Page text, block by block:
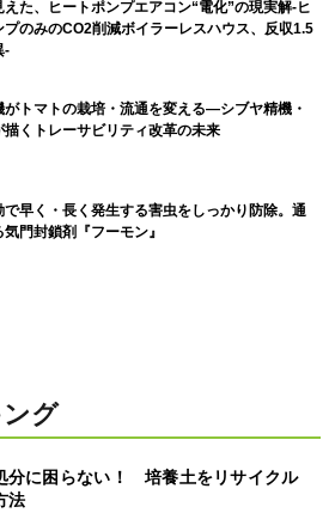
えた、ヒートポンプエアコン“電化”の現実解-ヒ
プのみのCO2削減ボイラーレスハウス、反収1.5
-
がトマトの栽培・流通を変える―シブヤ精機・
描くトレーサビリティ改革の未来
で早く・長く発生する害虫をしっかり防除。通
門封鎖剤『フーモン』
グ
分に困らない！ 培養土をリサイクル
法